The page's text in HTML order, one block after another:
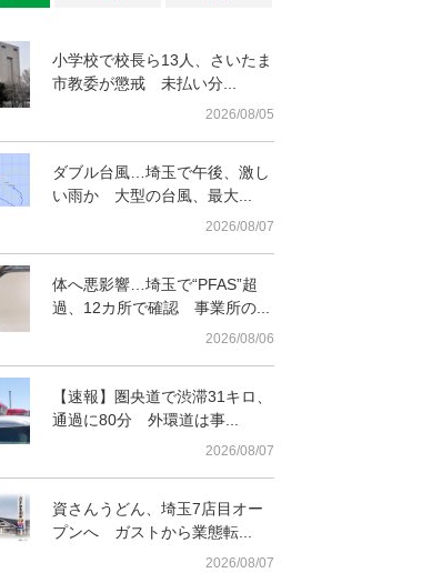
小学校で校長ら13人、さいたま
市教委が懲戒 未払い分...
2026/08/05
ダブル台風…埼玉で午後、激し
い雨か 大型の台風、最大...
2026/08/07
体へ悪影響…埼玉で“PFAS”超
過、12カ所で確認 事業所の...
2026/08/06
【速報】圏央道で渋滞31キロ、
通過に80分 外環道は事...
2026/08/07
資さんうどん、埼玉7店目オー
プンへ ガストから業態転...
2026/08/07